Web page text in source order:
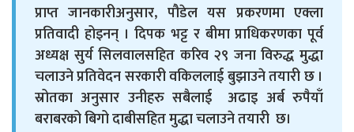
प्राप्त जानकारीअनुसार, पौडेल यस प्रकरणमा एक्ला
प्रतिवादी होइनन् । दिपक भट्ट र बीमा प्राधिकरणका पूर्व
अध्यक्ष सुर्य सिलवालसहित करिव २९ जना विरुद्ध मुद्धा
चलाउने प्रतिवेदन सरकारी वकिललाई बुझाउने तयारी छ ।
स्रोतका अनुसार उनीहरु सबैलाई अढाइ अर्ब रुपैयाँ
बराबरको बिगो दाबीसहित मुद्धा चलाउने तयारी छ।